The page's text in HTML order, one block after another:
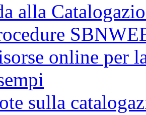
alla
online per
sulla